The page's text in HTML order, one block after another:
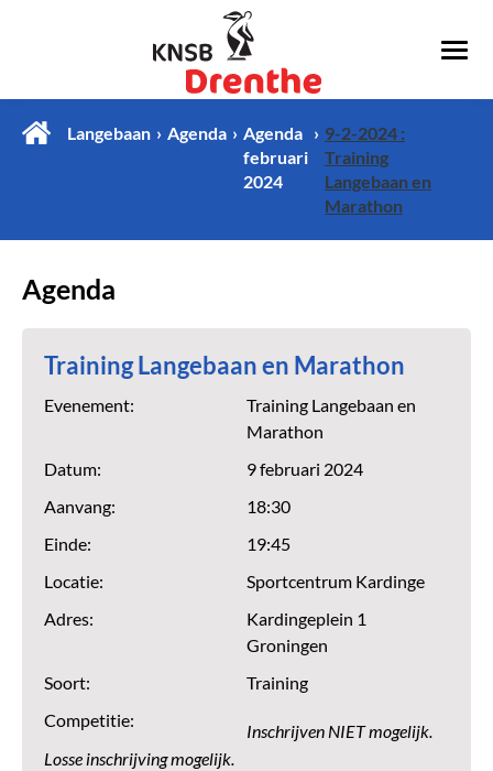
Langebaan Agenda
Agenda
februari
2024
9-2-2024 :
Training
Langebaan en
Marathon
Agenda
Training Langebaan en Marathon
Evenement:
Training Langebaan en
Marathon
Datum:
9 februari 2024
Aanvang:
18:30
Einde:
19:45
Locatie:
Sportcentrum Kardinge
Adres:
Kardingeplein 1
Groningen
Soort:
Training
Competitie:
Inschrijven NIET mogelijk.
Losse inschrijving mogelijk.